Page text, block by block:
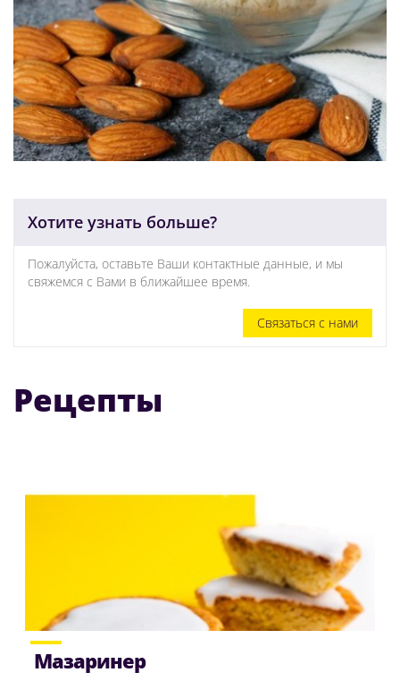
Хотите узнать больше?
Пожалуйста, оставьте Ваши контактные данные, и мы
свяжемся с Вами в ближайшее время.
Связаться с нами
Рецепты
Мазаринер